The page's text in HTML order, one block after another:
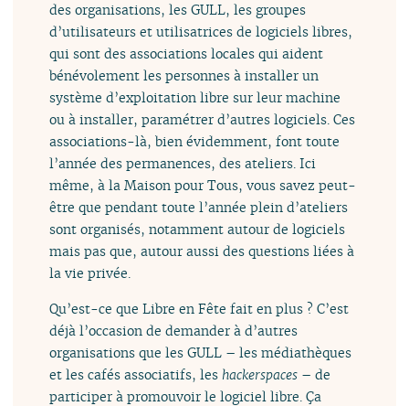
des organisations, les GULL, les groupes
d’utilisateurs et utilisatrices de logiciels libres,
qui sont des associations locales qui aident
bénévolement les personnes à installer un
système d’exploitation libre sur leur machine
ou à installer, paramétrer d’autres logiciels. Ces
associations-là, bien évidemment, font toute
l’année des permanences, des ateliers. Ici
même, à la Maison pour Tous, vous savez peut-
être que pendant toute l’année plein d’ateliers
sont organisés, notamment autour de logiciels
mais pas que, autour aussi des questions liées à
la vie privée.
Qu’est-ce que Libre en Fête fait en plus ? C’est
déjà l’occasion de demander à d’autres
organisations que les GULL – les médiathèques
et les cafés associatifs, les hackerspaces – de
participer à promouvoir le logiciel libre. Ça